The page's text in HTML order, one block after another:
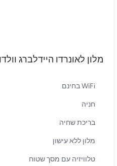
מלון לאונרדו היידלברג
WiFi בחינם
חניה
בריכת שחיה
מלון ללא עישון
טלוויזיה עם מסך שטוח